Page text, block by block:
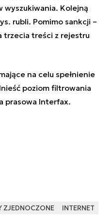
wyszukiwania. Kolejną
rubli. Pomimo sankcji –
trzecia treści z rejestru
na celu spełnienie
poziom filtrowania
prasowa Interfax.
ZJEDNOCZONE INTERNET